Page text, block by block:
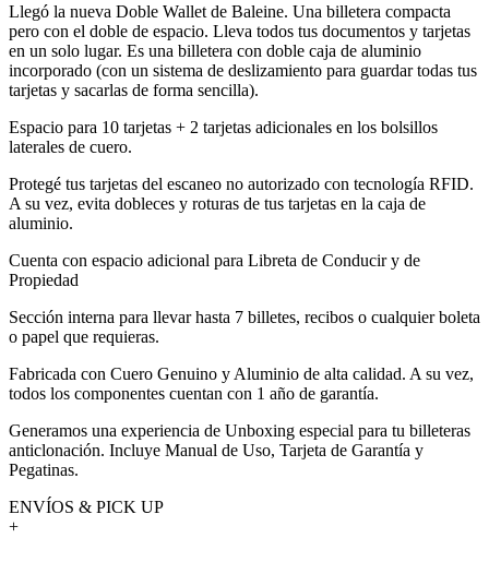
Llegó la nueva Doble Wallet de Baleine. Una billetera compacta
pero con el doble de espacio. Lleva todos tus documentos y tarjetas
en un solo lugar. Es una billetera con doble caja de aluminio
incorporado (con un sistema de deslizamiento para guardar todas tus
tarjetas y sacarlas de forma sencilla).
Espacio para 10 tarjetas + 2 tarjetas adicionales en los bolsillos
laterales de cuero.
Protegé tus tarjetas del escaneo no autorizado con tecnología RFID.
A su vez, evita dobleces y roturas de tus tarjetas en la caja de
aluminio.
Cuenta con espacio adicional para Libreta de Conducir y de
Propiedad
Sección interna para llevar hasta 7 billetes, recibos o cualquier boleta
o papel que requieras.
Fabricada con Cuero Genuino y Aluminio de alta calidad. A su vez,
todos los componentes cuentan con 1 año de garantía.
Generamos una experiencia de Unboxing especial para tu billeteras
anticlonación. Incluye Manual de Uso, Tarjeta de Garantía y
Pegatinas.
ENVÍOS & PICK UP
+